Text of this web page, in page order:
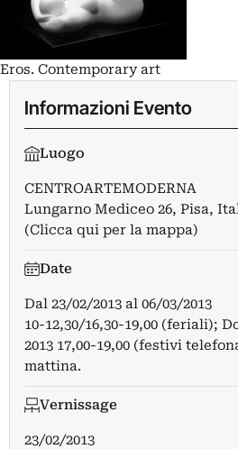
Eros. Contemporary art
Informazioni Evento
Luogo
CENTROARTEMODERNA
Lungarno Mediceo 26, Pisa,
(Clicca qui per la mappa)
Date
Dal 23/02/2013 al 06/03/2013
10-12,30/16,30-19,00 (feriali);
2013 17,00-19,00 (festivi
mattina.
Vernissage
23/02/2013